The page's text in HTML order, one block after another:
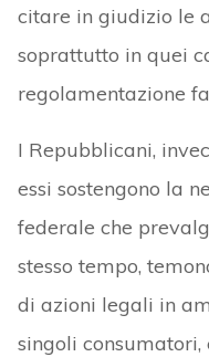
citare in giudizio le
soprattutto in quei
regolamentazione
I Repubblicani,
essi sostengono la
federale che
stesso tempo,
di azioni legali in
singoli